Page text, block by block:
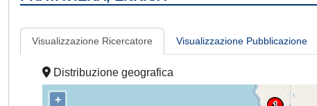
Visualizzazione Ricercatore Visualizzazione Pubblicazione
Distribuzione geografica
+